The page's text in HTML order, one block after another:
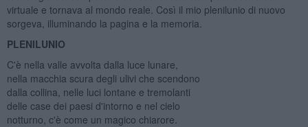
virtuale e tornava al mondo reale. Così il mio plenilunio di nuovo
sorgeva, illuminando la pagina e la memoria.
PLENILUNIO
C'è nella valle avvolta dalla luce lunare,
nella macchia scura degli ulivi che scendono
dalla collina, nelle luci lontane e tremolanti
delle case dei paesi d'intorno e nel cielo
notturno, c'è come un magico chiarore.